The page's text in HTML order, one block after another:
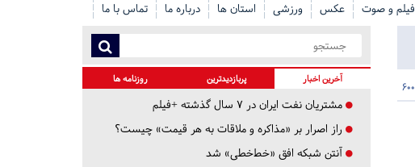
فیلم و صوت عکس ورزشی استان ها درباره ما تماس با ما
آخرین اخبار پربازدیدترین روزنامه ها
مشتریان نفت ایران در ۷ سال گذشته +فیلم
راز اصرار بر «مذاکره و ملاقات به هر قیمت» چیست؟
آنتن شبکه افق «خط‌خطی» شد